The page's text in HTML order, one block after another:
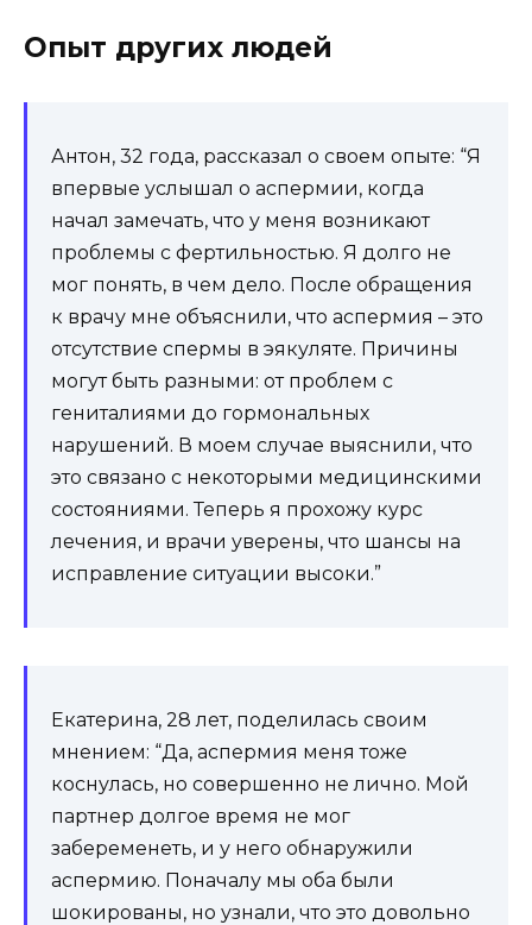
Опыт других людей
Антон, 32 года, рассказал о своем опыте: “Я
впервые услышал о аспермии, когда
начал замечать, что у меня возникают
проблемы с фертильностью. Я долго не
мог понять, в чем дело. После обращения
к врачу мне объяснили, что аспермия – это
отсутствие спермы в эякуляте. Причины
могут быть разными: от проблем с
гениталиями до гормональных
нарушений. В моем случае выяснили, что
это связано с некоторыми медицинскими
состояниями. Теперь я прохожу курс
лечения, и врачи уверены, что шансы на
исправление ситуации высоки.”
Екатерина, 28 лет, поделилась своим
мнением: “Да, аспермия меня тоже
коснулась, но совершенно не лично. Мой
партнер долгое время не мог
забеременеть, и у него обнаружили
аспермию. Поначалу мы оба были
шокированы, но узнали, что это довольно